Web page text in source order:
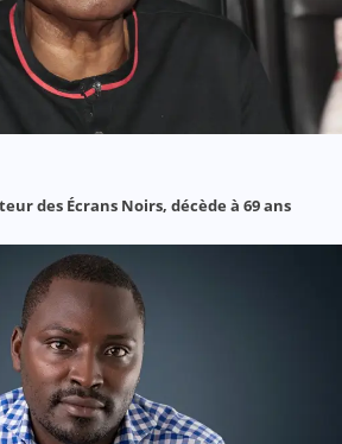
des Écrans Noirs, décède à 69 ans